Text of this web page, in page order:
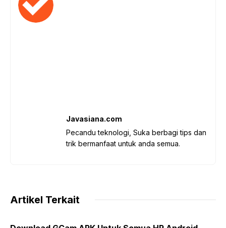
Javasiana.com
Pecandu teknologi, Suka berbagi tips dan
trik bermanfaat untuk anda semua.
Artikel Terkait